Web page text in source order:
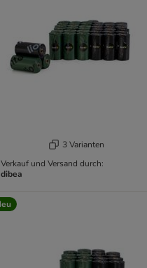
3 Varianten
Verkauf und Versand durch:
dibea